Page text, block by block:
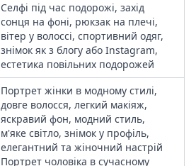
Селфі під час подорожі, захід
сонця на фоні, рюкзак на плечі,
вітер у волоссі, спортивний одяг,
знімок як з блогу або Instagram,
естетика повільних подорожей
Портрет жінки в модному стилі,
довге волосся, легкий макіяж,
яскравий фон, модний стиль,
м'яке світло, знімок у профіль,
елегантний та жіночний настрій
Портрет чоловіка в сучасному